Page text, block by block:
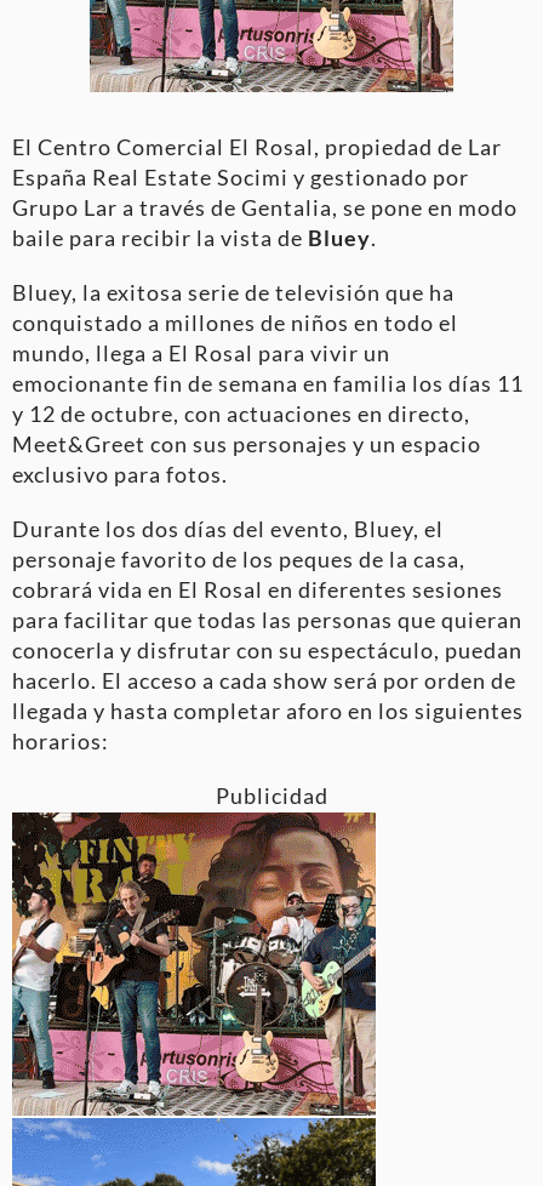
El Centro Comercial El Rosal, propiedad de Lar
España Real Estate Socimi y gestionado por
Grupo Lar a través de Gentalia, se pone en modo
baile para recibir la vista de Bluey.
Bluey, la exitosa serie de televisión que ha
conquistado a millones de niños en todo el
mundo, llega a El Rosal para vivir un
emocionante fin de semana en familia los días 11
y 12 de octubre, con actuaciones en directo,
Meet&Greet con sus personajes y un espacio
exclusivo para fotos.
Durante los dos días del evento, Bluey, el
personaje favorito de los peques de la casa,
cobrará vida en El Rosal en diferentes sesiones
para facilitar que todas las personas que quieran
conocerla y disfrutar con su espectáculo, puedan
hacerlo. El acceso a cada show será por orden de
llegada y hasta completar aforo en los siguientes
horarios:
Publicidad